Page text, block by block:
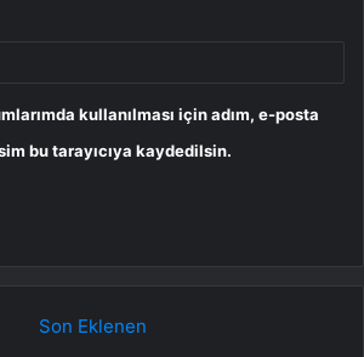
kullanılması için adım, e-posta
bu tarayıcıya kaydedilsin.
Son Eklenen